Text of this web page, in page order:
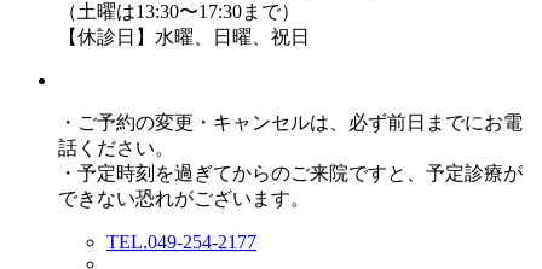
（土曜は13:30〜17:30まで）
【休診日】水曜、日曜、祝日
・ご予約の変更・キャンセルは、必ず前日までにお電
話ください。
・予定時刻を過ぎてからのご来院ですと、予定診療が
できない恐れがございます。
TEL.049-254-2177